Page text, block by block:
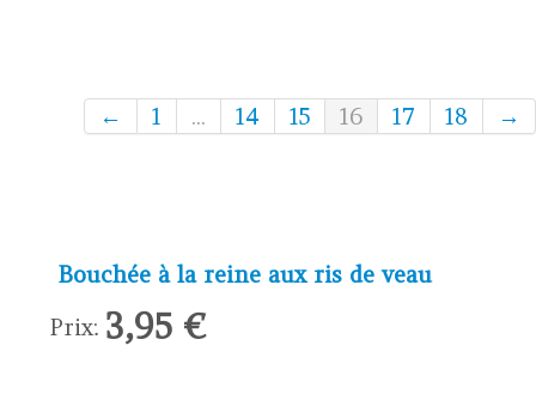
← 1 ... 14 15 16 17 18 →
Bouchée à la reine aux ris de veau
Prix: 3,95 €